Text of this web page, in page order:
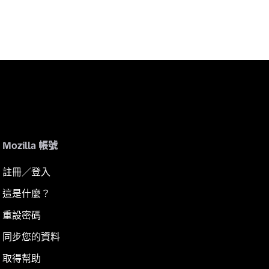
Mozilla 帳號
註冊／登入
這是什麼？
重設密碼
同步您的資料
取得幫助